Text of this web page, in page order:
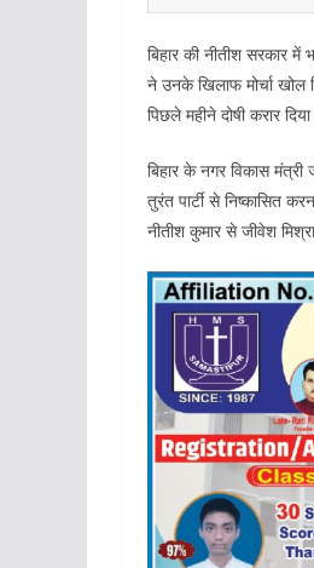
बिहार की नीतीश सरकार में
ने उनके खिलाफ मोर्चा खोल
पिछले महीने दोषी करार
बिहार के नगर विकास
तुरंत पार्टी से निष्कासित
नीतीश कुमार से जीवेश